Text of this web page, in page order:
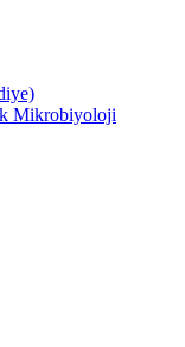
Mikrobiyoloji